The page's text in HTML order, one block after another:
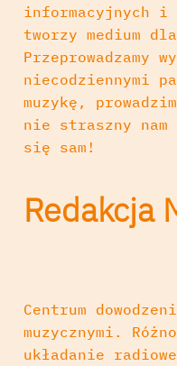
informacyjnych i
tworzy medium
Przeprowadzamy
niecodziennymi
muzykę,
nie straszny nam
się sam!
Redakcja
Centrum
muzycznymi.
układanie